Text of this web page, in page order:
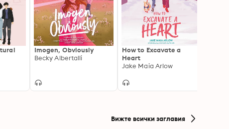
Imogen, Obviously
Becky Albertalli
How to Excavate a
Heart
Jake Maia Arlow
Вижте всички заглавия